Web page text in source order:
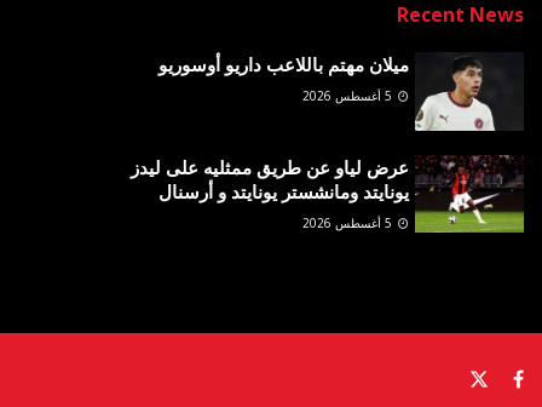
Recent News
ميلان مهتم باللاعب داريو أوسوريو
عرض لياو عن طريق ممثليه على ليدز
يونايتد ومانشستر يونايتد و أرسنال